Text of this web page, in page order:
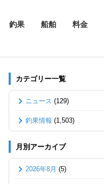
釣果 船舶 料金
カテゴリー一覧
ニュース (129)
釣果情報 (1,503)
月別アーカイブ
2026年8月 (5)